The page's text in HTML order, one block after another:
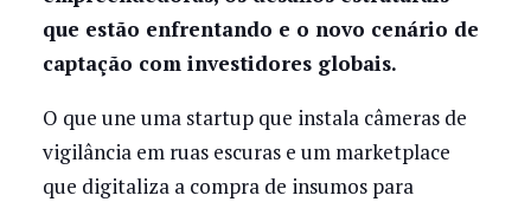
que estão enfrentando e o novo cenário de
captação com investidores globais.
O que une uma startup que instala câmeras de
vigilância em ruas escuras e um marketplace
que digitaliza a compra de insumos para